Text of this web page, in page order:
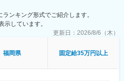
月、プロジェクトによる）：入社オリ
プロジェクトの製薬メーカーにて製品
グの研修等も受けることが可能です。
ムなどがあり、専門領域MRの育成も
ンキング形式でご紹介します。
示しています。
更新日： 2026/8/6（木）
福岡県 固定給35万円以上